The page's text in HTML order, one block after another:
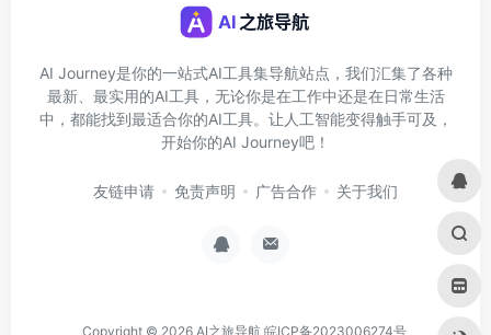
AI Journey是你的一站式AI工具集导航站点，我们汇集了各种
最新、最实用的AI工具，无论你是在工作中还是在日常生活
中，都能找到最适合你的AI工具。让人工智能变得触手可及，
开始你的AI Journey吧！
友链申请 免责声明 广告合作 关于我们
Copyright © 2026 AI之旅导航 皖ICP备2023006274号